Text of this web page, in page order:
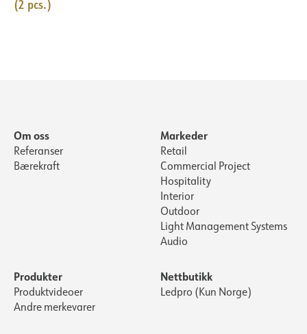
(2 pcs.)
Om oss
Referanser
Bærekraft
Markeder
Retail
Commercial Project
Hospitality
Interior
Outdoor
Light Management Systems
Audio
Produkter
Produktvideoer
Andre merkevarer
Nettbutikk
Ledpro (Kun Norge)